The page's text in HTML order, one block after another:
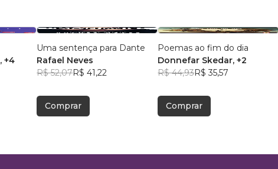
, +4
Uma sentença para Dante
Rafael Neves
R$ 52,07R$ 41,22
Comprar
Poemas ao fim do dia
Donnefar Skedar, +2
R$ 44,93R$ 35,57
Comprar